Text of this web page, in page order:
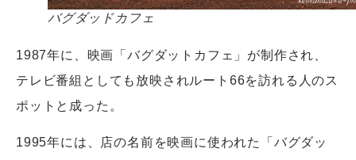
バグダッドカフェ
1987年に、映画「バグダットカフェ」が制作され、
テレビ番組としても放映されルート66を訪れる人のス
ポットと成った。
1995年には、店の名前を映画に使われた「バグダッ